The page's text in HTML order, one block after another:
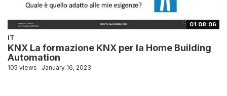
01:08:06
IT
KNX La formazione KNX per la Home Building
Automation
105 views January 16, 2023